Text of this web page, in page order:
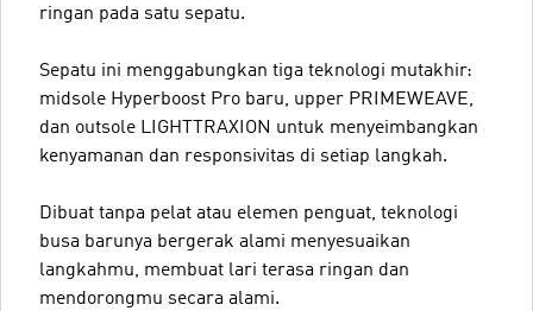
ringan pada satu sepatu.
Sepatu ini menggabungkan tiga teknologi mutakhir:
midsole Hyperboost Pro baru, upper PRIMEWEAVE,
dan outsole LIGHTTRAXION untuk menyeimbangkan
kenyamanan dan responsivitas di setiap langkah.
Dibuat tanpa pelat atau elemen penguat, teknologi
busa barunya bergerak alami menyesuaikan
langkahmu, membuat lari terasa ringan dan
mendorongmu secara alami.